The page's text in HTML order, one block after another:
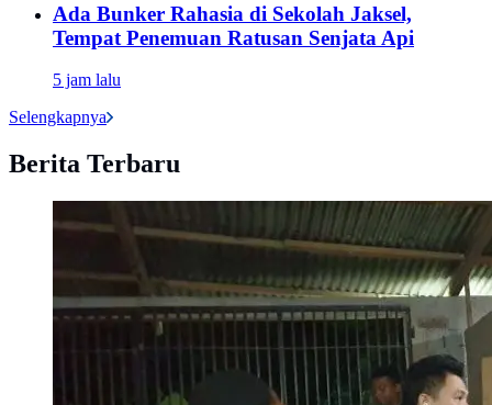
Ada Bunker Rahasia di Sekolah Jaksel,
Tempat Penemuan Ratusan Senjata Api
5 jam lalu
Selengkapnya
Berita Terbaru